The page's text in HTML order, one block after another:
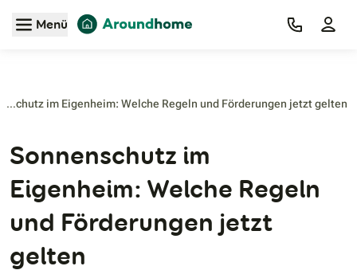
Zum Hauptinhalt
Menü
Sonnenschutz im Eigenheim: Welche Regeln und Förderungen jetzt gelten‎
Sonnenschutz im
Eigenheim: Welche Regeln
und Förderungen jetzt
gelten